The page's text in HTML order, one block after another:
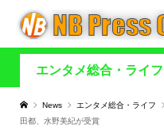
エンタメ総合・ライフ
News エンタメ総合・ライフ
田都、水野美紀が受賞